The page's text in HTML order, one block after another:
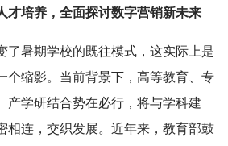
才培养，全面探讨数字营销新未来
了暑期学校的既往模式，这实际上是
个缩影。当前背景下，高等教育、专
产学研结合势在必行，将与学科建
相连，交织发展。近年来，教育部鼓